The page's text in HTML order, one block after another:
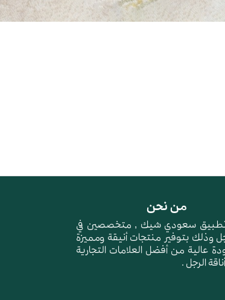
من نحن
سعودي شيك , متخصصين في
وذلك بتوفير منتجات أنيقة ومميزة
عالية من أفضل العلامات التجارية
الرجل .